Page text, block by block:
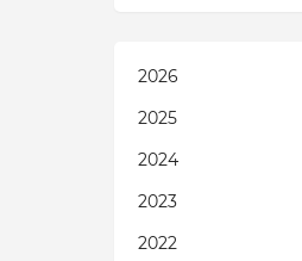
2026
2025
2024
2023
2022